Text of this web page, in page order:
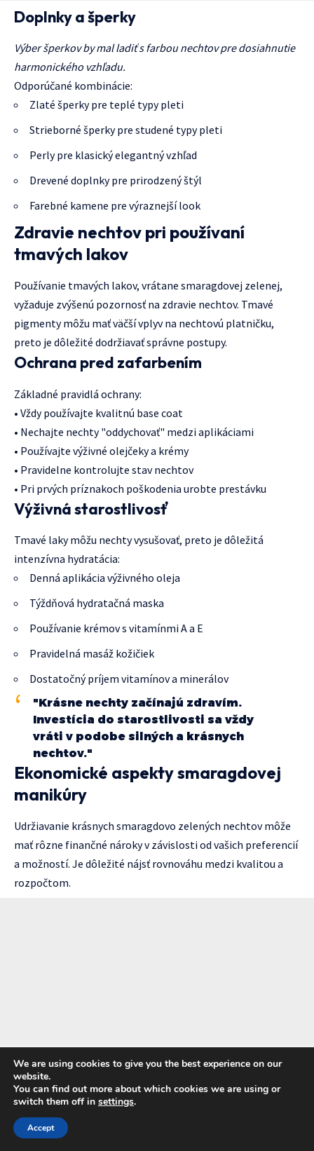
Doplnky a šperky
Výber šperkov by mal ladiť s farbou nechtov pre dosiahnutie
harmonického vzhľadu.
Odporúčané kombinácie:
Zlaté šperky pre teplé typy pleti
Strieborné šperky pre studené typy pleti
Perly pre klasický elegantný vzhľad
Drevené doplnky pre prirodzený štýl
Farebné kamene pre výraznejší look
Zdravie nechtov pri používaní
tmavých lakov
Používanie tmavých lakov, vrátane smaragdovej zelenej,
vyžaduje zvýšenú pozornosť na zdravie nechtov. Tmavé
pigmenty môžu mať väčší vplyv na nechtovú platničku,
preto je dôležité dodržiavať správne postupy.
Ochrana pred zafarbením
Základné pravidlá ochrany:
• Vždy používajte kvalitnú base coat
• Nechajte nechty "oddychovať" medzi aplikáciami
• Používajte výživné olejčeky a krémy
• Pravidelne kontrolujte stav nechtov
• Pri prvých príznakoch poškodenia urobte prestávku
Výživná starostlivosť
Tmavé laky môžu nechty vysušovať, preto je dôležitá
intenzívna hydratácia:
Denná aplikácia výživného oleja
Týždňová hydratačná maska
Používanie krémov s vitamínmi A a E
Pravidelná masáž kožičiek
Dostatočný príjem vitamínov a minerálov
"Krásne nechty začínajú zdravím.
Investícia do starostlivosti sa vždy
vráti v podobe silných a krásnych
nechtov."
Ekonomické aspekty smaragdovej
manikúry
Udržiavanie krásnych smaragdovo zelených nechtov môže
mať rôzne finančné nároky v závislosti od vašich preferencií
a možností. Je dôležité nájsť rovnováhu medzi kvalitou a
rozpočtom.
We are using cookies to give you the best experience on our
website.
You can find out more about which cookies we are using or
switch them off in settings.
Accept